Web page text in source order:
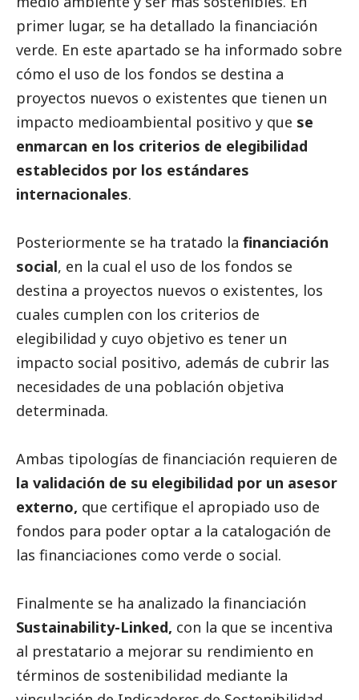
primer lugar, se ha detallado la financiación
verde. En este apartado se ha informado sobre
cómo el uso de los fondos se destina a
proyectos nuevos o existentes que tienen un
impacto medioambiental positivo y que se
enmarcan en los criterios de elegibilidad
establecidos por los estándares
internacionales.
Posteriormente se ha tratado la financiación
social, en la cual el uso de los fondos se
destina a proyectos nuevos o existentes, los
cuales cumplen con los criterios de
elegibilidad y cuyo objetivo es tener un
impacto social positivo, además de cubrir las
necesidades de una población objetiva
determinada.
Ambas tipologías de financiación requieren de
la validación de su elegibilidad por un asesor
externo, que certifique el apropiado uso de
fondos para poder optar a la catalogación de
las financiaciones como verde o social.
Finalmente se ha analizado la financiación
Sustainability-Linked, con la que se incentiva
al prestatario a mejorar su rendimiento en
términos de sostenibilidad mediante la